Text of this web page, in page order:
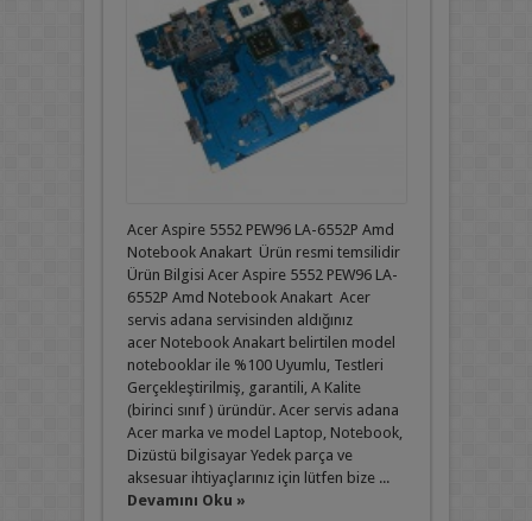
Acer Aspire 5552 PEW96 LA-6552P Amd
Notebook Anakart Ürün resmi temsilidir
Ürün Bilgisi Acer Aspire 5552 PEW96 LA-
6552P Amd Notebook Anakart Acer
servis adana servisinden aldığınız
acer Notebook Anakart belirtilen model
notebooklar ile %100 Uyumlu, Testleri
Gerçekleştirilmiş, garantili, A Kalite
(birinci sınıf ) üründür. Acer servis adana
Acer marka ve model Laptop, Notebook,
Dizüstü bilgisayar Yedek parça ve
aksesuar ihtiyaçlarınız için lütfen bize ...
Devamını Oku »